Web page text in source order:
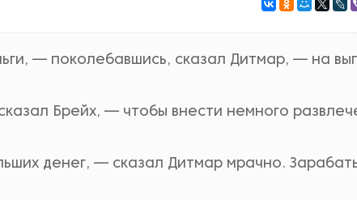
— поколебавшись, сказал Дитмар, — на
Брейх, — чтобы внести немного
денег, — сказал Дитмар мрачно.